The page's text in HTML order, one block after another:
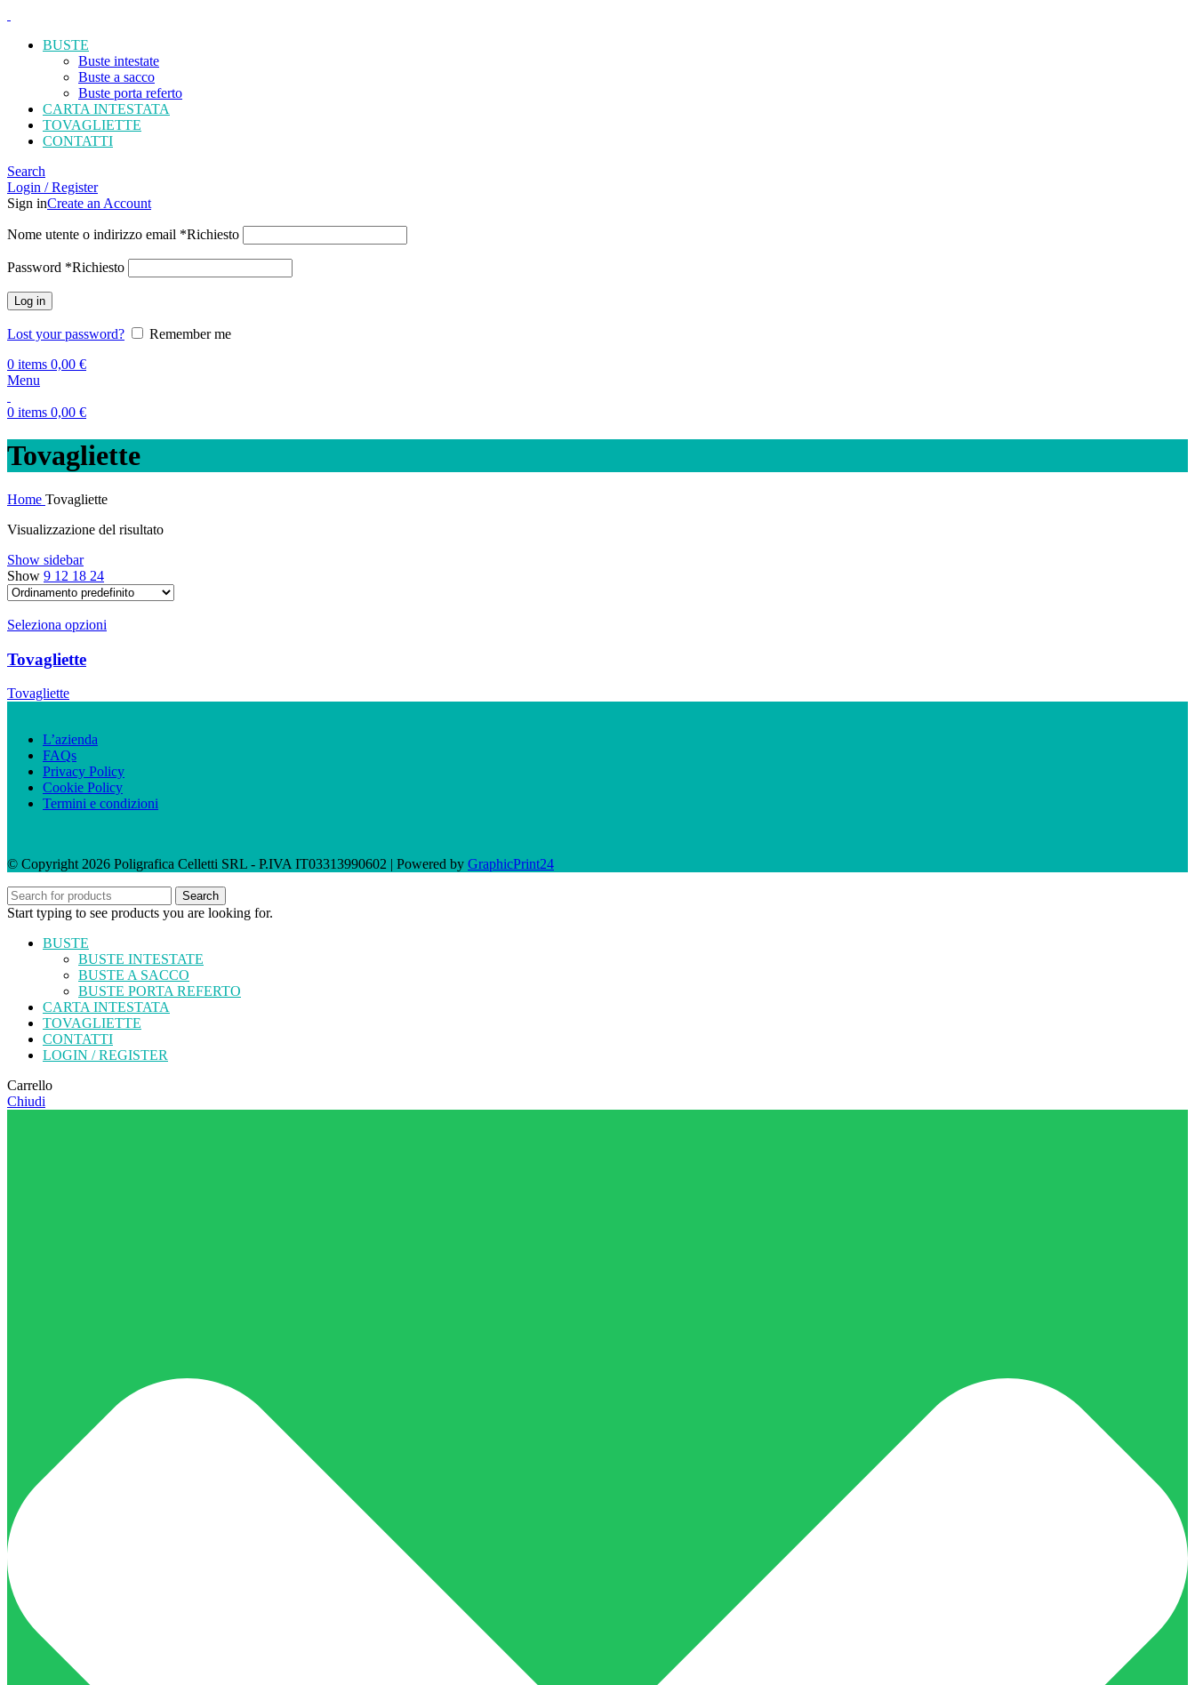
BUSTE
Buste intestate
Buste a sacco
Buste porta referto
CARTA INTESTATA
TOVAGLIETTE
CONTATTI
Search
Login / Register
Sign inCreate an Account
Nome utente o indirizzo email *Richiesto
Password *Richiesto
Log in
Lost your password?
Remember me
0 items 0,00 €
Menu
0 items 0,00 €
Tovagliette
Home Tovagliette
Visualizzazione del risultato
Show sidebar
Show 9 12 18 24
Seleziona opzioni
Tovagliette
Tovagliette
L’azienda
FAQs
Privacy Policy
Cookie Policy
Termini e condizioni
© Copyright 2026 Poligrafica Celletti SRL - P.IVA IT03313990602 | Powered by GraphicPrint24
Search
Start typing to see products you are looking for.
BUSTE
BUSTE INTESTATE
BUSTE A SACCO
BUSTE PORTA REFERTO
CARTA INTESTATA
TOVAGLIETTE
CONTATTI
LOGIN / REGISTER
Carrello
Chiudi